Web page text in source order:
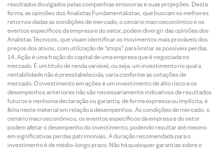
resultados divulgados pelas companhias emissoras e suas projeções. Desta
forma, as opiniões dos Analistas Fundamentalistas, que buscam os melhores
retornos dadas as condições de mercado, o cenário macroeconômico e os
eventos específicos da empresa e do setor, podem divergir das opiniões dos
Analistas Técnicos, que visam identificar os movimentos mais prováveis dos
preços dos ativos, com utilização de “stops” para limitar as possíveis perdas.
Ação é uma fração do capital de uma empresa que é negociada no
mercado. É um título de renda variável, ou seja, um investimento no qual a
rentabilidade não é preestabelecida, varia conforme as cotações de
mercado. O investimento em ações é um investimento de alto risco e os
desempenhos anteriores não são necessariamente indicativos de resultados
futuros e nenhuma declaração ou garantia, de forma expressa ou implícita, é
feita neste material em relação a desempenhos. As condições de mercado, o
cenário macroeconômico, os eventos específicos da empresa e do setor
podem afetar o desempenho do investimento, podendo resultar até mesmo
em significativas perdas patrimoniais. A duração recomendada para o
investimento é de médio-longo prazo. Não há quaisquer garantias sobre o